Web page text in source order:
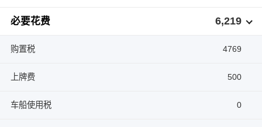
必要花费 6,219
购置税 4769
上牌费 500
车船使用税 0